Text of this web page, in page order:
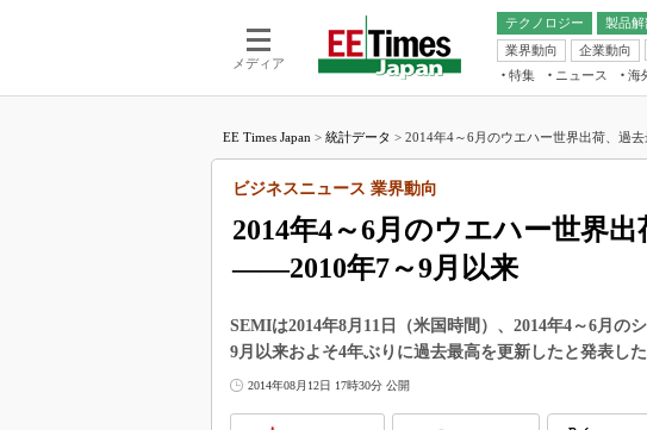
メディア
テクノロジー 製品
電池／エネルギー
アナログ
マイコン
業界動向
企業動向
特集 ニュース 海
福田昭のデバイス通信
大山聡の業界スコープ
大原雄介のエレ・組み込み
ック
学漂流記
世界を「数字」で回してみよ
Buzzword
電子ブックレット
EE Times Japan > 統計データ > 2014年4～6月のウエハー世界出荷、過
2014年4～6月のウエハー世界
――2010年7～9月以来
ビジネスニュース 業界動向
SEMIは2014年8月11日（米国時間）、2014年4～6月の
9月以来およそ4年ぶりに過去最高を更新したと発表した
2014年08月12日 17時30分 公開